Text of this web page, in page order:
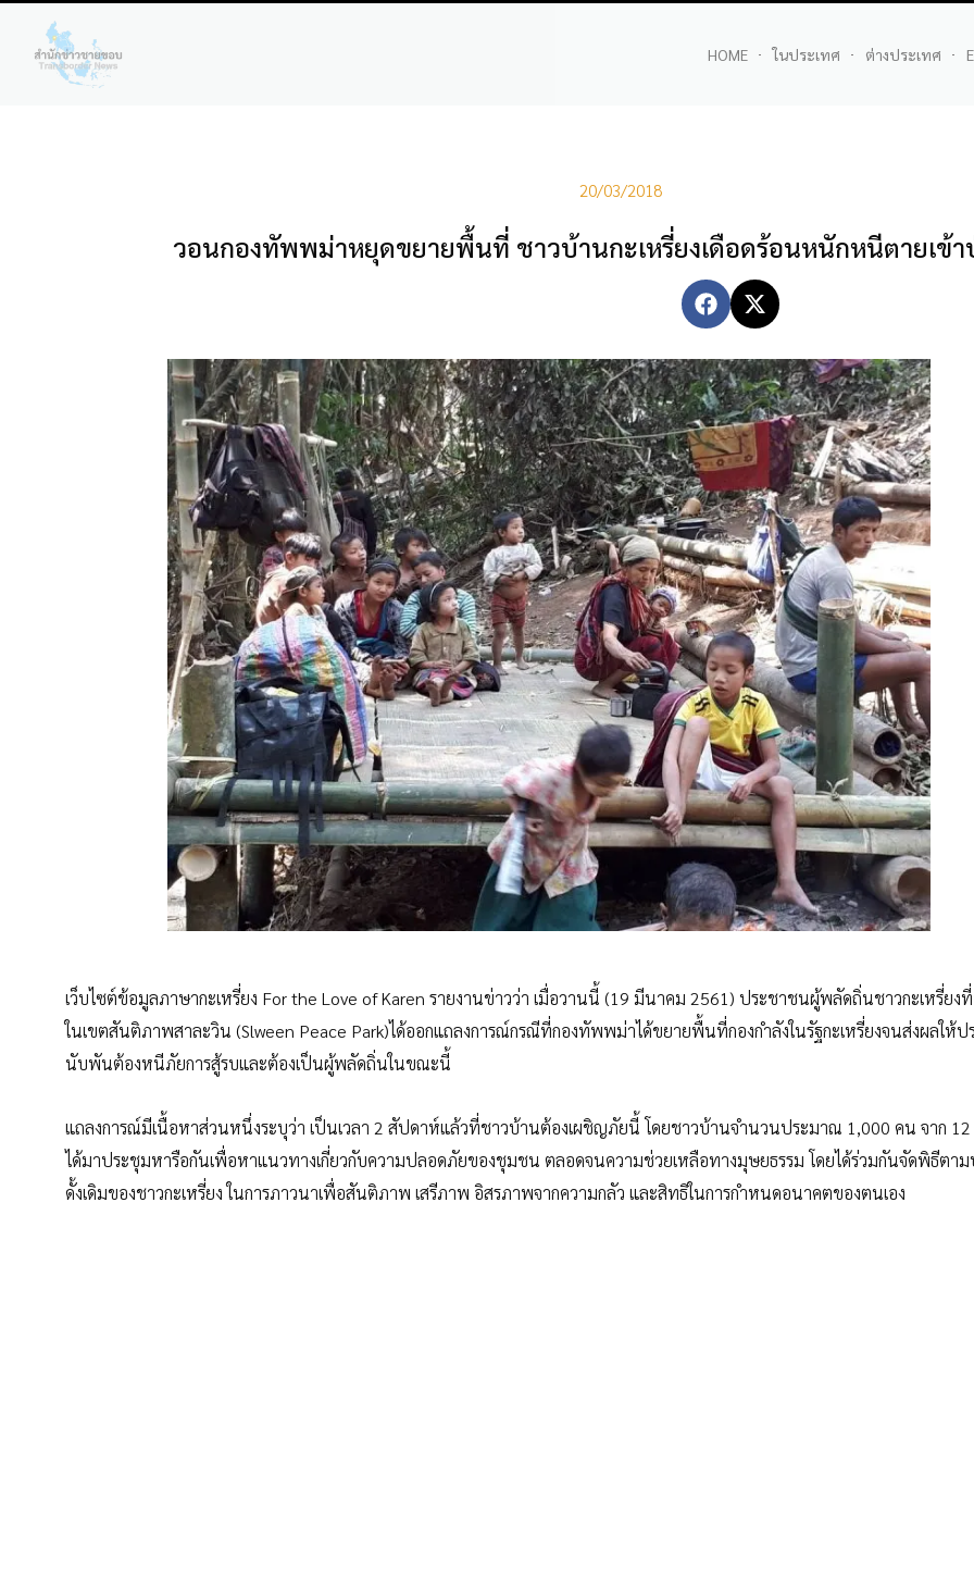
HOME ในประเทศ ต่างประเทศ
20/03/2018
วอนกองทัพพม่าหยุดขยายพื้นที่ ชาวบ้านกะเหรี่ยงเดือดร้อนหนักหนีตายเข้
เว็บไซต์ข้อมูลภาษากะเหรี่ยง For the Love of Karen รายงานข่าวว่า เมื่อวานนี้ (19 มีนาคม 2561) ประชาชนผู้พลัดถิ่นชาวกะเหรี่ยง
ในเขตสันติภาพสาละวิน (Slween Peace Park)ได้ออกแถลงการณ์กรณีที่กองทัพพม่าได้ขยายพื้นที่กองกำลังในรัฐกะเหรี่ยงจนส่งผลให้
นับพันต้องหนีภัยการสู้รบและต้องเป็นผู้พลัดถิ่นในขณะนี้
แถลงการณ์มีเนื้อหาส่วนหนึ่งระบุว่า เป็นเวลา 2 สัปดาห์แล้วที่ชาวบ้านต้องเผชิญภัยนี้ โดยชาวบ้านจำนวนประมาณ 1,000 คน จาก
ได้มาประชุมหารือกันเพื่อหาแนวทางเกี่ยวกับความปลอดภัยของชุมชน ตลอดจนความช่วยเหลือทางมุษยธรรม โดยได้ร่วมกันจัดพิธีตา
ดั้งเดิมของชาวกะเหรี่ยง ในการภาวนาเพื่อสันติภาพ เสรีภาพ อิสรภาพจากความกลัว และสิทธิในการกำหนดอนาคตของตนเอง